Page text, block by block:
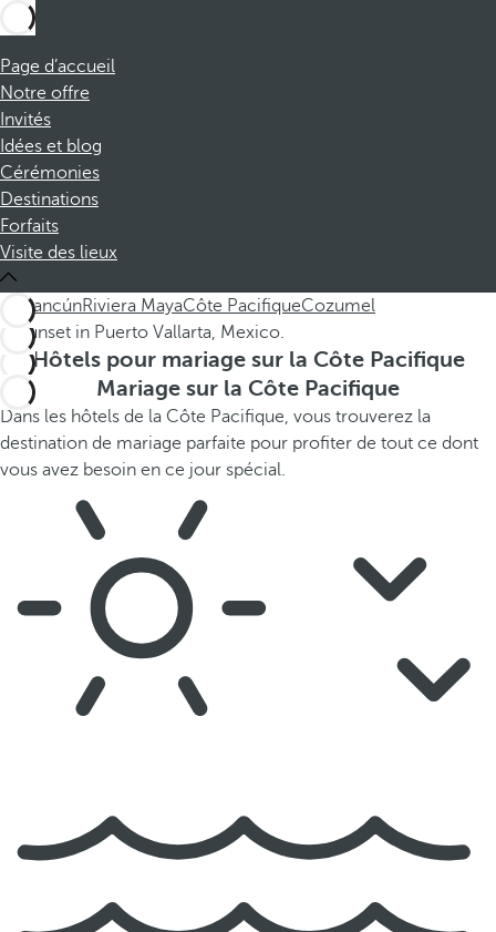
Page d’accueil
Notre offre
Invités
Idées et blog
Cérémonies
Destinations
Forfaits
Visite des lieux
CancúnRiviera MayaCôte PacifiqueCozumel
Hôtels pour mariage sur la Côte Pacifique
Mariage sur la Côte Pacifique
Dans les hôtels de la Côte Pacifique, vous trouverez la
destination de mariage parfaite pour profiter de tout ce dont
vous avez besoin en ce jour spécial.